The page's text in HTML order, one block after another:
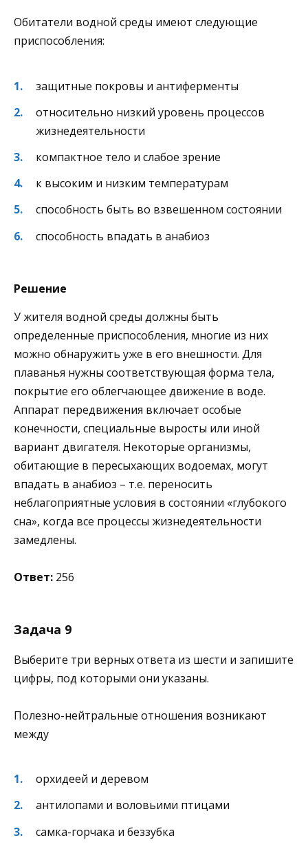
Обитатели водной среды имеют следующие
приспособления:
защитные покровы и антиферменты
относительно низкий уровень процессов
жизнедеятельности
компактное тело и слабое зрение
к высоким и низким температурам
способность быть во взвешенном состоянии
способность впадать в анабиоз
Решение
У жителя водной среды должны быть
определенные приспособления, многие из них
можно обнаружить уже в его внешности. Для
плаванья нужны соответствующая форма тела,
покрытие его облегчающее движение в воде.
Аппарат передвижения включает особые
конечности, специальные выросты или иной
вариант двигателя. Некоторые организмы,
обитающие в пересыхающих водоемах, могут
впадать в анабиоз – т.е. переносить
неблагоприятные условия в состоянии «глубокого
сна», когда все процессы жизнедеятельности
замедлены.
Ответ: 256
Задача 9
Выберите три верных ответа из шести и запишите
цифры, под которыми они указаны.
Полезно-нейтральные отношения возникают
между
орхидеей и деревом
антилопами и воловьими птицами
самка-горчака и беззубка